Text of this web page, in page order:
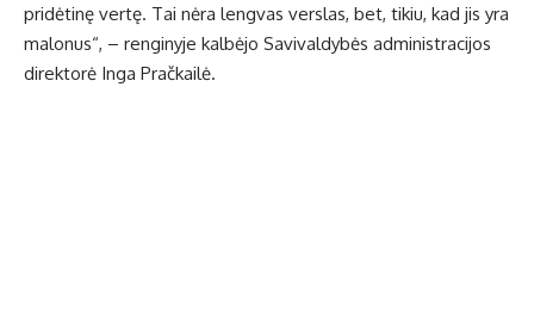
pridėtinę vertę. Tai nėra lengvas verslas, bet, tikiu, kad jis yra
malonus“, – renginyje kalbėjo Savivaldybės administracijos
direktorė Inga Pračkailė.